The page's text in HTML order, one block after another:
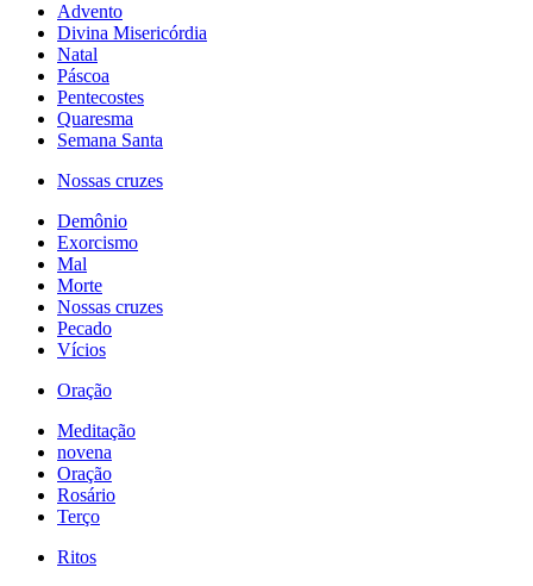
Advento
Divina Misericórdia
Natal
Páscoa
Pentecostes
Quaresma
Semana Santa
Nossas cruzes
Demônio
Exorcismo
Mal
Morte
Nossas cruzes
Pecado
Vícios
Oração
Meditação
novena
Oração
Rosário
Terço
Ritos